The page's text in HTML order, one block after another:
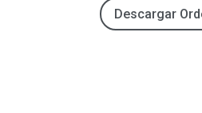
Descargar